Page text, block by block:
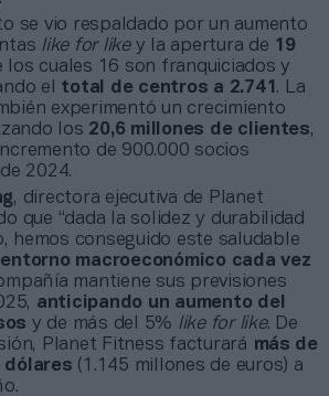
se vio respaldado por un aumento
like for likey la apertura de 19
los cuales 16 son franquiciados y
el total de centros a 2.741 . La
experimentó un crecimiento
los 20,6 millones de clientes,
de 900.000 socios
2024.
, directora ejecutiva de Planet
que “dada la solidez y durabilidad
hemos conseguido este saludable
entorno macroeconómico cada vez
mantiene sus previsiones
anticipando un aumento del
y de más del 5% like for like. De
Planet Fitness facturará más de
dólares (1.145 millones de euros) a